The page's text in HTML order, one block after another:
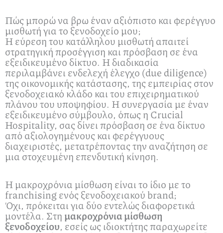
Πώς μπορώ να βρω έναν αξιόπιστο και φερέγγυο
μισθωτή για το ξενοδοχείο μου;
Η εύρεση του κατάλληλου μισθωτή απαιτεί
στρατηγική προσέγγιση και πρόσβαση σε ένα
εξειδικευμένο δίκτυο. Η διαδικασία
περιλαμβάνει ενδελεχή έλεγχο (due diligence)
της οικονομικής κατάστασης, της εμπειρίας στον
ξενοδοχειακό κλάδο και του επιχειρηματικού
πλάνου του υποψηφίου. Η συνεργασία με έναν
εξειδικευμένο σύμβουλο, όπως η Crucial
Hospitality, σας δίνει πρόσβαση σε ένα δίκτυο
από αξιολογημένους και φερέγγυους
διαχειριστές, μετατρέποντας την αναζήτηση σε
μια στοχευμένη επενδυτική κίνηση.
Η μακροχρόνια μίσθωση είναι το ίδιο με το
franchising ενός ξενοδοχειακού brand;
Όχι, πρόκειται για δύο εντελώς διαφορετικά
μοντέλα. Στη μακροχρόνια μίσθωση
ξενοδοχείου, εσείς ως ιδιοκτήτης παραχωρείτε